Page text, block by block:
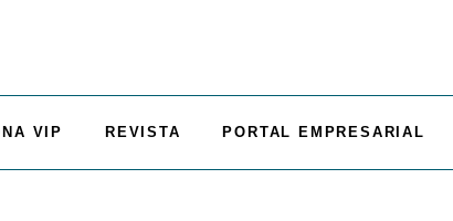
VIP REVISTA PORTAL EMPRESARIAL